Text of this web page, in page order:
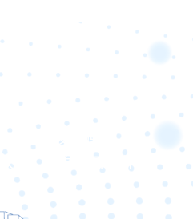
制造工艺
自主研发的原则
向“绿色”市政转变